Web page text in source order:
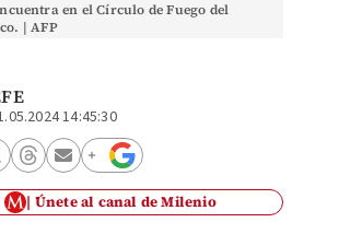
en el Círculo de Fuego del
| AFP
14:45:30
Únete al canal de Milenio